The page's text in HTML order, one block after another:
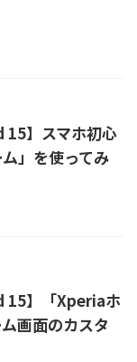
15】スマホ初心
」を使ってみ
15】「Xperiaホ
画面のカスタ